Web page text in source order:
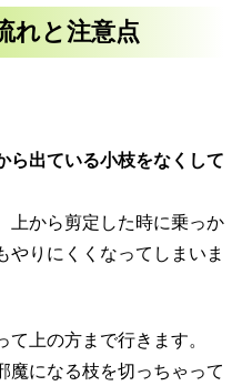
れと注意点
ら出ている小枝をなくして
上から剪定した時に乗っか
やりにくくなってしまいま
上の方まで行きます。
魔になる枝を切っちゃって